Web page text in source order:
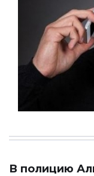
В полицию